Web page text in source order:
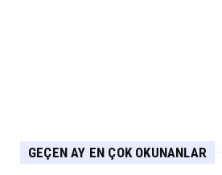
GEÇEN AY EN ÇOK OKUNANLAR